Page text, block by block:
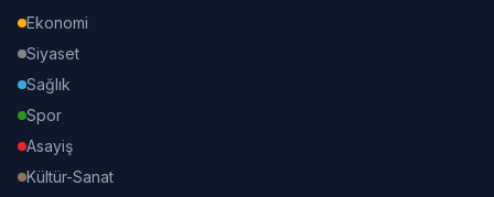
Ekonomi
Siyaset
Sağlık
Spor
Asayiş
Kültür-Sanat